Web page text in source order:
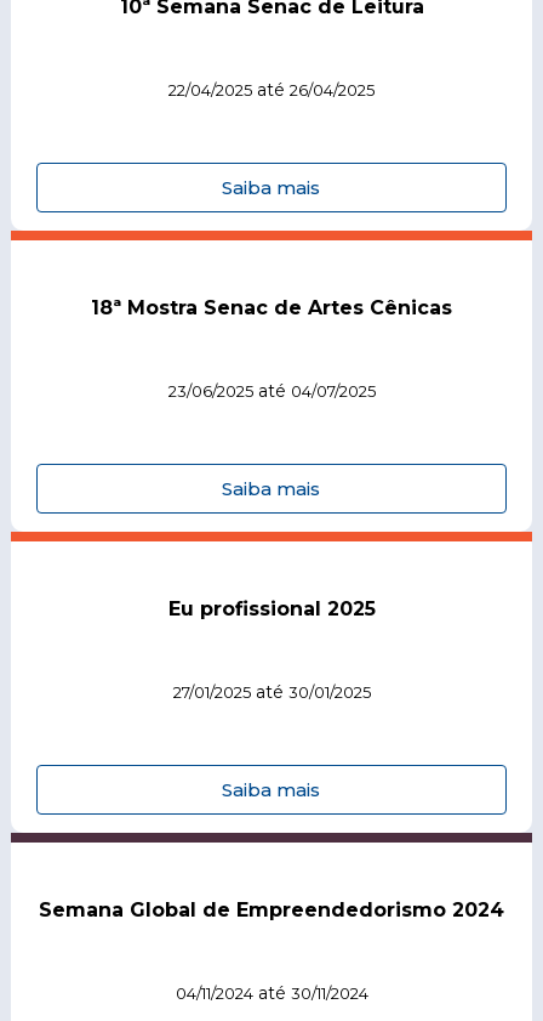
10ª Semana Senac de Leitura
22/04/2025 até 26/04/2025
Saiba mais
18ª Mostra Senac de Artes Cênicas
23/06/2025até 04/07/2025
Saiba mais
Eu profissional 2025
27/01/2025até 30/01/2025
Saiba mais
Semana Global de Empreendedorismo 2024
04/11/2024até 30/11/2024